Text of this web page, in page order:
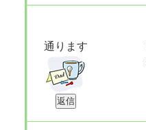
通ります